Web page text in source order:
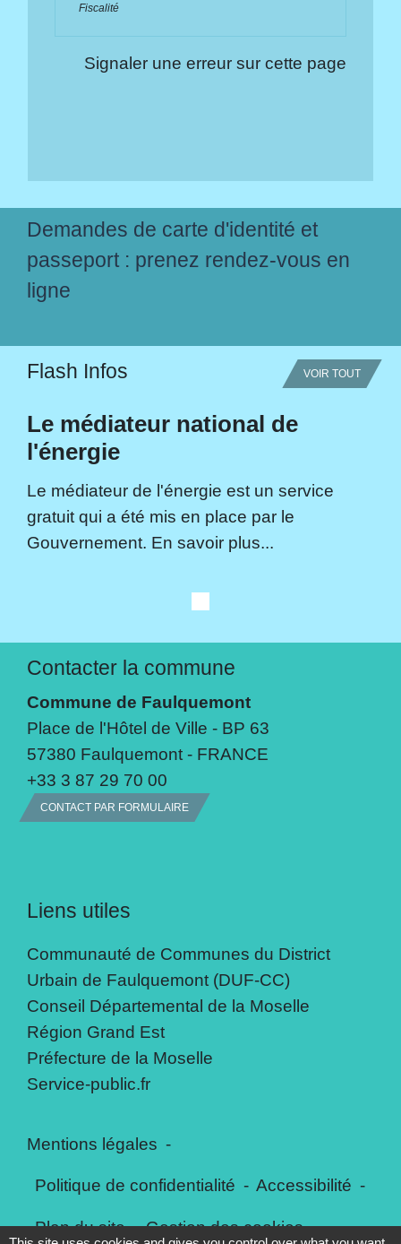
Fiscalité
Signaler une erreur sur cette page
Demandes de carte d'identité et
passeport : prenez rendez-vous en
ligne
Flash Infos VOIR TOUT
Le médiateur national de
l'énergie
Le médiateur de l'énergie est un service
gratuit qui a été mis en place par le
Gouvernement. En savoir plus...
Contacter la commune
Commune de Faulquemont
Place de l'Hôtel de Ville - BP 63
57380 Faulquemont - FRANCE
+33 3 87 29 70 00
CONTACT PAR FORMULAIRE
Liens utiles
Communauté de Communes du District
Urbain de Faulquemont (DUF-CC)
Conseil Départemental de la Moselle
Région Grand Est
Préfecture de la Moselle
Service-public.fr
Mentions légales -
Politique de confidentialité - Accessibilité -
Plan du site - Gestion des cookies